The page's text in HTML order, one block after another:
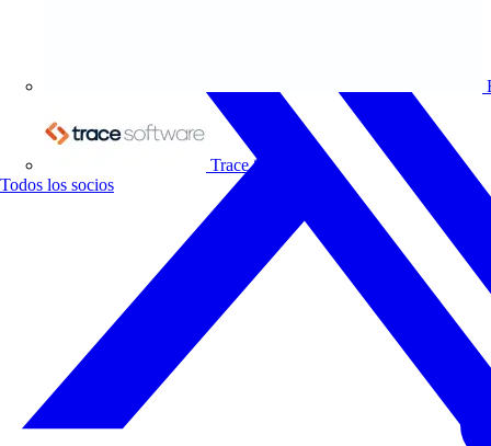
Trace Software
Todos los socios